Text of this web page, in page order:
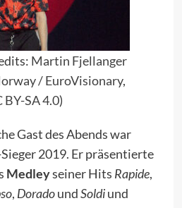
Martin Fjellanger
/ EuroVisionary,
BY-SA 4.0)
Gast des Abends war
2019. Er präsentierte
Medleyseiner Hits Rapide,
, DoradoundSoldiund